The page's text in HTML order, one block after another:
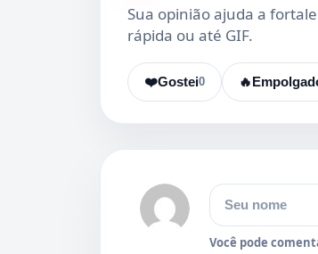
Sua opinião ajuda a
rápida ou até GIF.
❤️ 0
Gostei 🔥
Nome
Você pode